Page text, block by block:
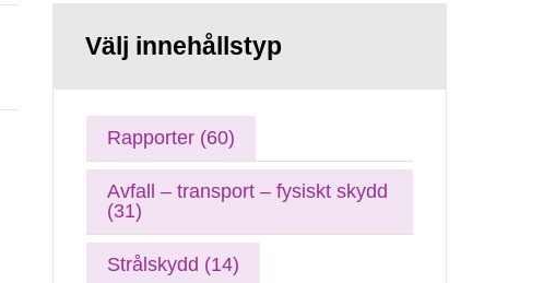
Välj innehållstyp
Rapporter (60)
Avfall – transport – fysiskt skydd
(31)
Strålskydd (14)